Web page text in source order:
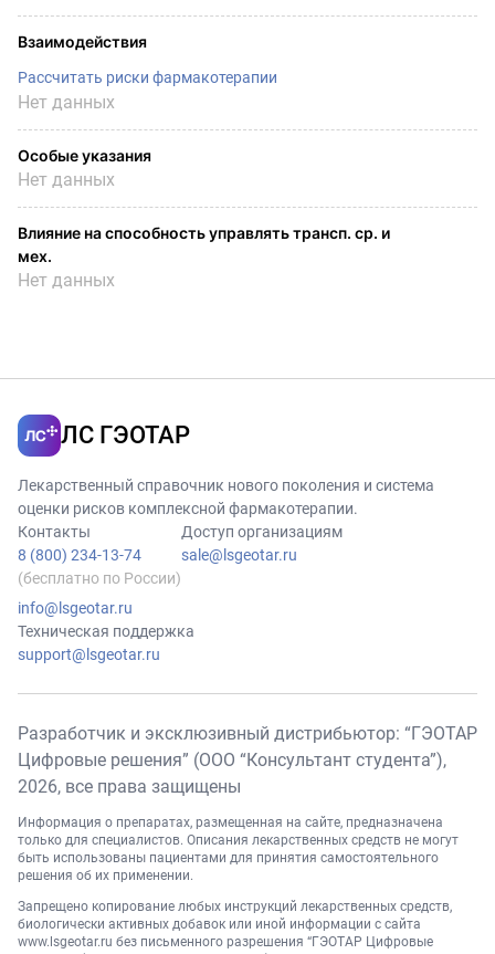
Взаимодействия
Рассчитать риски фармакотерапии
Нет данных
Особые указания
Нет данных
Влияние на способность управлять трансп. ср. и
мех.
Нет данных
ЛС ГЭОТАР
Лекарственный справочник нового поколения и система
оценки рисков комплексной фармакотерапии.
Контакты
8 (800) 234-13-74
(бесплатно по России)
info@lsgeotar.ru
Доступ организациям
sale@lsgeotar.ru
Техническая поддержка
support@lsgeotar.ru
Разработчик и эксклюзивный дистрибьютор: “ГЭОТАР
Цифровые решения” (ООО “Консультант студента”),
2026, все права защищены
Информация о препаратах, размещенная на сайте, предназначена
только для специалистов. Описания лекарственных средств не могут
быть использованы пациентами для принятия самостоятельного
решения об их применении.
Запрещено копирование любых инструкций лекарственных средств,
биологически активных добавок или иной информации с сайта
www.lsgeotar.ru без письменного разрешения “ГЭОТАР Цифровые